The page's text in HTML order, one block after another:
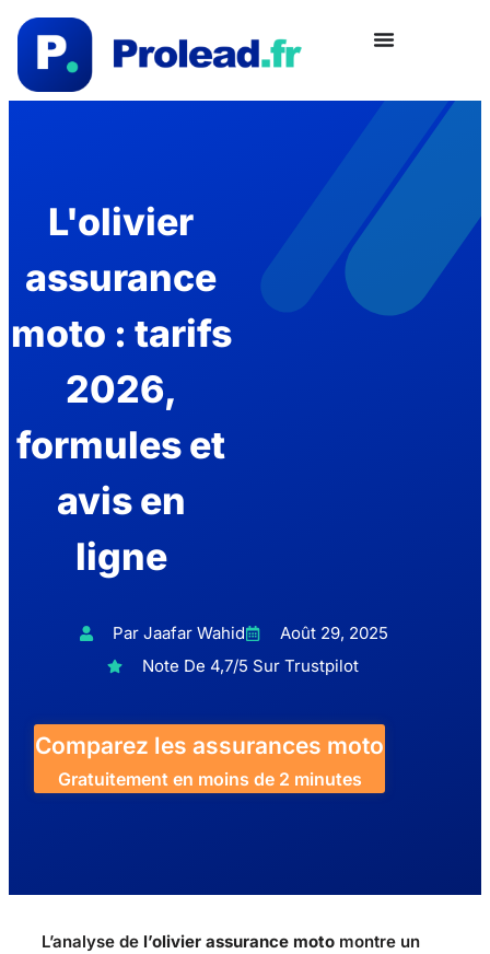
L'olivier
assurance
moto : tarifs
2026,
formules et
avis en
ligne
Par Jaafar Wahid
Août 29, 2025
Note De 4,7/5 Sur Trustpilot
Comparez les assurances moto
Gratuitement en moins de 2 minutes
L’analyse de l’olivier assurance moto montre un